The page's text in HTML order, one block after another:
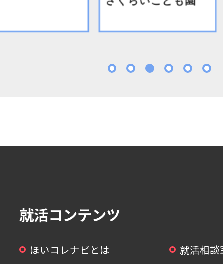
就活コンテンツ
ほいコレナビとは
就活相談